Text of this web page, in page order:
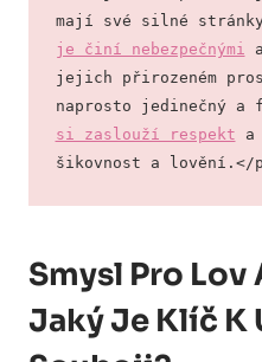
mají své silné
je činí nebezpečnými
jejich přirozeném
naprosto jedinečný
si zaslouží respekt a
šikovnost a lovění.</
Smysl Pro Lov
Jaký Je Klíč K